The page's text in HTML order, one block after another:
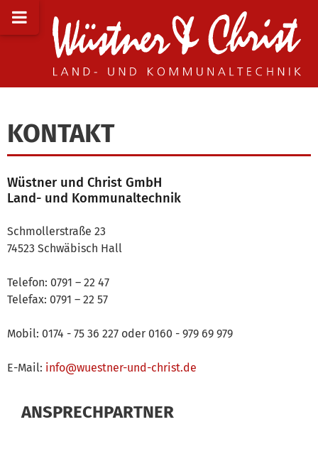
KONTAKT
Wüstner und Christ GmbH
Land- und Kommunaltechnik
Schmollerstraße 23
74523 Schwäbisch Hall
Telefon: 0791 – 22 47
Telefax: 0791 – 22 57
Mobil: 0174 - 75 36 227 oder 0160 - 979 69 979
E-Mail: info@wuestner-und-christ.de
ANSPRECHPARTNER